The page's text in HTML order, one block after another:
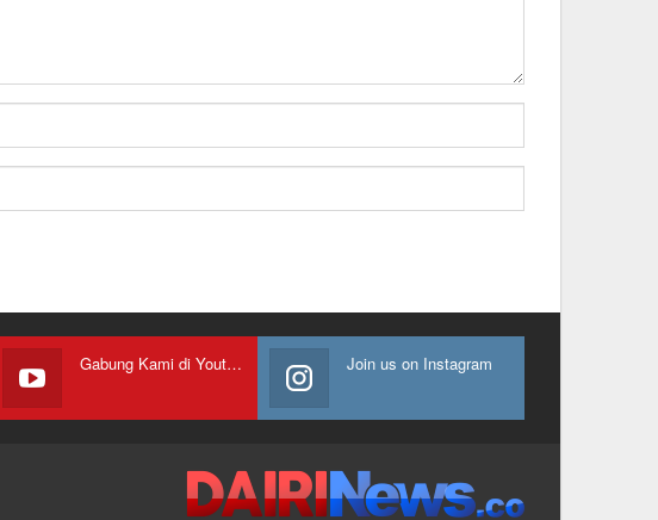
Gabung Kami di Youtube Join us on Instagram